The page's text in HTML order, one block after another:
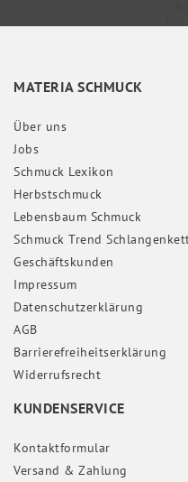
MATERIA SCHMUCK
Über uns
Jobs
Schmuck Lexikon
Herbstschmuck
Lebensbaum Schmuck
Schmuck Trend
Geschäftskunden
Impressum
Daten­schutz­erklärung
AGB
Barrierefreiheitserklärung
Widerrufs­recht
KUNDENSERVICE
Kontaktformular
Versand & Zahlung